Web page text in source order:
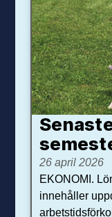
26 april 2026
EKONOMI.
innehåller